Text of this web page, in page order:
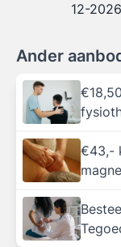
12-2026
Ander
€43,-